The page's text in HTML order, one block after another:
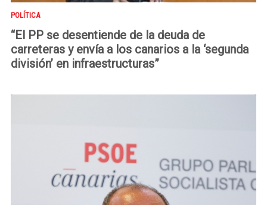
POLÍTICA
“El PP se desentiende de la deuda de
carreteras y envía a los canarios a la ‘segunda
división’ en infraestructuras”